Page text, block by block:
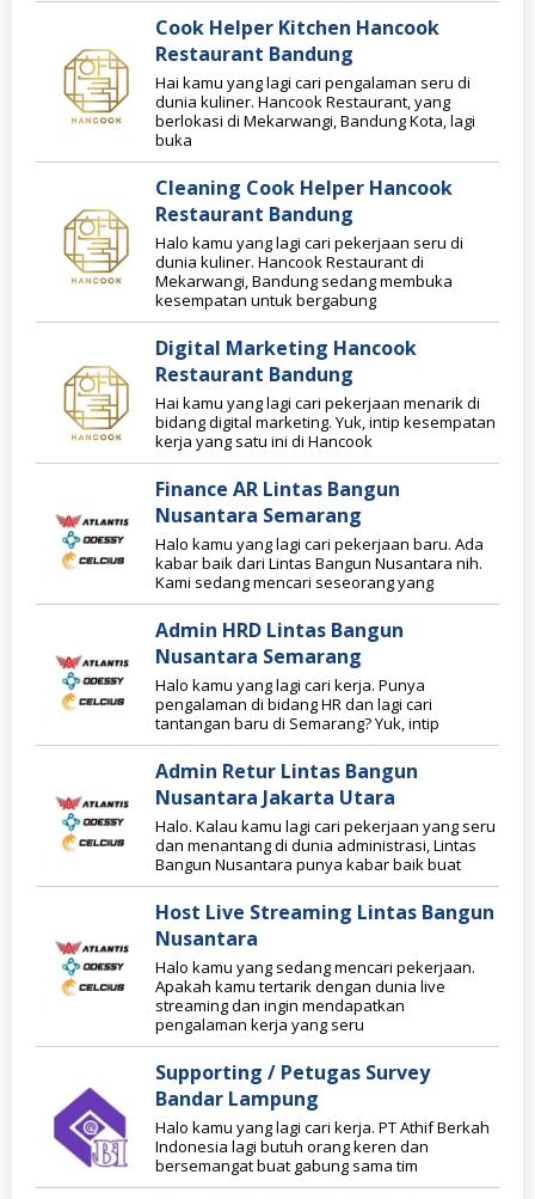
Cook Helper Kitchen Hancook
Restaurant Bandung
Hai kamu yang lagi cari pengalaman seru di
dunia kuliner. Hancook Restaurant, yang
berlokasi di Mekarwangi, Bandung Kota, lagi
buka
Cleaning Cook Helper Hancook
Restaurant Bandung
Halo kamu yang lagi cari pekerjaan seru di
dunia kuliner. Hancook Restaurant di
Mekarwangi, Bandung sedang membuka
kesempatan untuk bergabung
Digital Marketing Hancook
Restaurant Bandung
Hai kamu yang lagi cari pekerjaan menarik di
bidang digital marketing. Yuk, intip kesempatan
kerja yang satu ini di Hancook
Finance AR Lintas Bangun
Nusantara Semarang
Halo kamu yang lagi cari pekerjaan baru. Ada
kabar baik dari Lintas Bangun Nusantara nih.
Kami sedang mencari seseorang yang
Admin HRD Lintas Bangun
Nusantara Semarang
Halo kamu yang lagi cari kerja. Punya
pengalaman di bidang HR dan lagi cari
tantangan baru di Semarang? Yuk, intip
Admin Retur Lintas Bangun
Nusantara Jakarta Utara
Halo. Kalau kamu lagi cari pekerjaan yang seru
dan menantang di dunia administrasi, Lintas
Bangun Nusantara punya kabar baik buat
Host Live Streaming Lintas Bangun
Nusantara
Halo kamu yang sedang mencari pekerjaan.
Apakah kamu tertarik dengan dunia live
streaming dan ingin mendapatkan
pengalaman kerja yang seru
Supporting / Petugas Survey
Bandar Lampung
Halo kamu yang lagi cari kerja. PT Athif Berkah
Indonesia lagi butuh orang keren dan
bersemangat buat gabung sama tim